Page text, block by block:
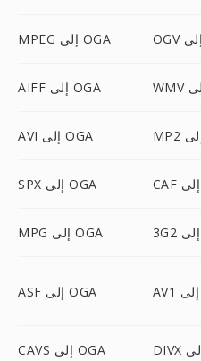
MPEG إلى OGA
AIFF إلى OGA
AVI إلى OGA
SPX إلى OGA
MPG إلى OGA
ASF إلى OGA
CAVS إلى OGA